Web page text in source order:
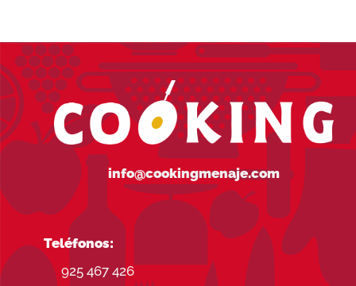
info@cookingmenaje.com
Teléfonos:
925 467 426